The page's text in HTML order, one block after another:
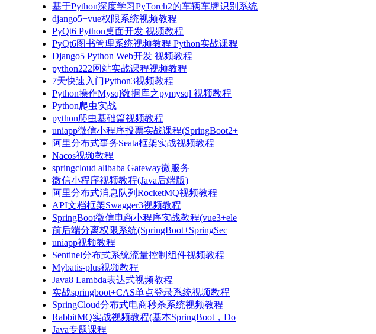
基于Python深度学习PyTorch2的车辆车牌识别系统
django5+vue权限系统视频教程
PyQt6 Python桌面开发 视频教程
PyQt6图书管理系统视频教程 Python实战课程
Django5 Python Web开发 视频教程
python222网站实战课程视频教程
7天快速入门Python3视频教程
Python操作Mysql数据库之pymysql 视频教程
Python爬虫实战
python爬虫基础篇视频教程
uniapp微信小程序投票实战课程(SpringBoot2+
阿里分布式事务Seata框架实战视频教程
Nacos视频教程
springcloud alibaba Gateway微服务
微信小程序视频教程(Java后端版)
阿里分布式消息队列RocketMQ视频教程
API文档框架Swagger3视频教程
SpringBoot微信电商小程序实战教程(vue3+ele
前后端分离权限系统(SpringBoot+SpringSec
uniapp视频教程
Sentinel分布式系统流量控制组件视频教程
Mybatis-plus视频教程
Java8 Lambda表达式视频教程
实战springboot+CAS单点登录系统视频教程
SpringCloud分布式电商秒杀系统视频教程
RabbitMQ实战视频教程(基本SpringBoot，Do
Java专题课程